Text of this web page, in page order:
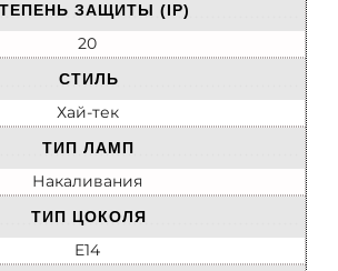
ЗАЩИТЫ (IP)
20
СТИЛЬ
Хай-тек
ТИП ЛАМП
Накаливания
ТИП ЦОКОЛЯ
E14